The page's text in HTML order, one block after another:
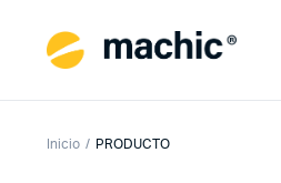
Inicio PRODUCTO